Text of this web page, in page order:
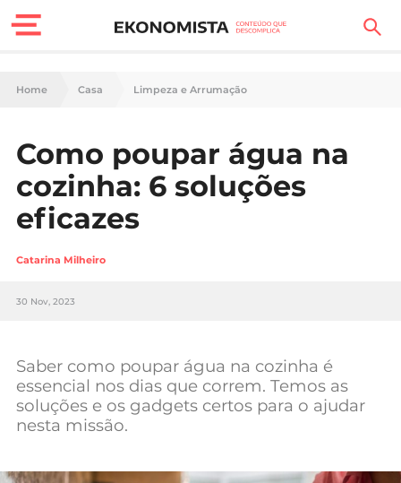
Finanças Pessoais
Carreira
Casa
Lifestyle
Sociedade
Negócios
Mundial 2026
Home Casa Limpeza e Arrumação
Como poupar água na
cozinha: 6 soluções
eficazes
Catarina Milheiro
30 Nov, 2023
Saber como poupar água na cozinha é
essencial nos dias que correm. Temos as
soluções e os gadgets certos para o ajudar
nesta missão.